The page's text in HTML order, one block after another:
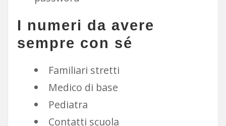
I numeri da avere
sempre con sé
Familiari stretti
Medico di base
Pediatra
Contatti scuola